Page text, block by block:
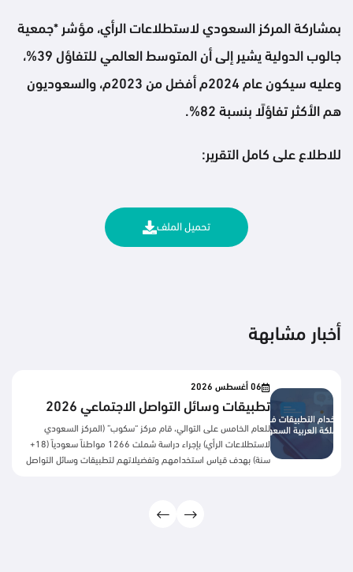
بمشاركة المركز السعودي لاستطلاعات الرأي، مؤشر *جمعية
جالوب الدولية يشير إلى أن المتوسط العالمي للتفاؤل 39%،
وعليه سيكون عام 2024م أفضل من 2023م، والسعوديون
هم الأكثر تفاؤلًا بنسبة 82%.
للاطلاع على كامل التقرير:
تحميل الملف
أخبار مشابهة
06 أغسطس 2026
تطبيقات وسائل التواصل الاجتماعي 2026
للعام الخامس على التوالي، قام مركز “سكوب” (المركز السعودي
لاستطلاعات الرأي) بإجراء دراسة شملت 1266 مواطناً سعودياً (18+
سنة) بهدف قياس استخدامهم وتفضيلاتهم لتطبيقات وسائل التواصل